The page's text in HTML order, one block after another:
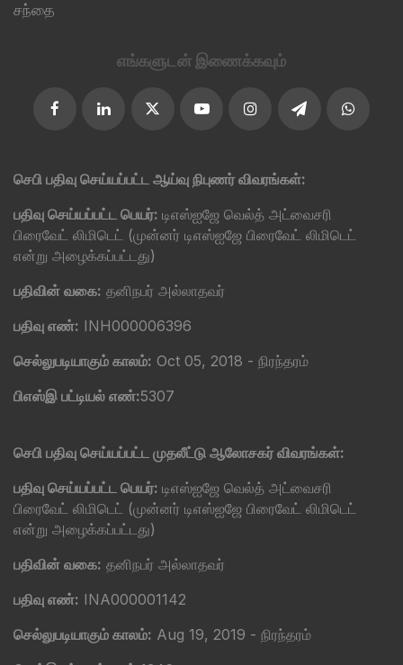
சந்தை
எங்களுடன் இணைக்கவும்
செபி பதிவு செய்யப்பட்ட ஆய்வு நிபுணர் விவரங்கள்:
பதிவு செய்யப்பட்ட பெயர்: டிஎஸ்ஐஜே வெல்த் அட்வைசரி
பிரைவேட் லிமிடெட் (முன்னர் டிஎஸ்ஐஜே பிரைவேட் லிமிடெட்
என்று அழைக்கப்பட்டது)
பதிவின் வகை: தனிநபர் அல்லாதவர்
பதிவு எண்: INH000006396
செல்லுபடியாகும் காலம்: Oct 05, 2018 - நிரந்தரம்
பிஎஸ்இ பட்டியல் எண்:5307
செபி பதிவு செய்யப்பட்ட முதலீட்டு ஆலோசகர் விவரங்கள்:
பதிவு செய்யப்பட்ட பெயர்: டிஎஸ்ஐஜே வெல்த் அட்வைசரி
பிரைவேட் லிமிடெட் (முன்னர் டிஎஸ்ஐஜே பிரைவேட் லிமிடெட்
என்று அழைக்கப்பட்டது)
பதிவின் வகை: தனிநபர் அல்லாதவர்
பதிவு எண்: INA000001142
செல்லுபடியாகும் காலம்: Aug 19, 2019 - நிரந்தரம்